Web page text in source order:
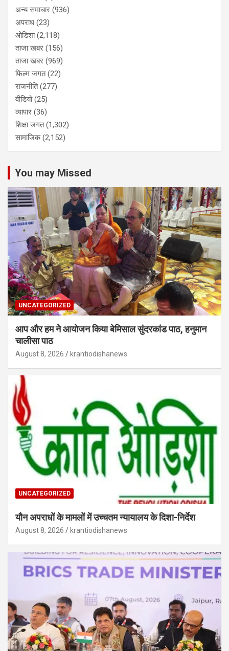
अन्य समाचार (936)
अपराध (23)
ओडिशा(2,118)
ताजा खबर (156)
ताजा खबर (969)
फिल्म जगत(22)
राजनीति(277)
वीडियो(25)
व्यापार (36)
शिक्षा जगत(1,302)
सामाजिक(2,152)
You may Missed
UNCATEGORIZED
आप और हम ने आयोजन किया बेमिसाल सुंदरकांड पाठ, हनुमान
चालीसा पाठ
August 8, 2026 krantiodishanews
UNCATEGORIZED
यौन अपराधों के मामलों में उच्चतम न्यायालय के दिशा-निर्देश
August 8, 2026 krantiodishanews